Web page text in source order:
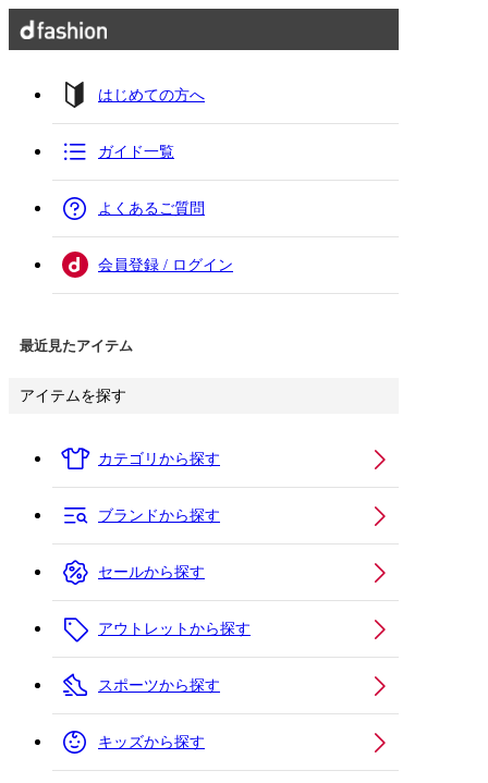
はじめての方へ
ガイド一覧
よくあるご質問
会員登録 / ログイン
最近見たアイテム
アイテムを探す
カテゴリから探す
ブランドから探す
セールから探す
アウトレットから探す
スポーツから探す
キッズから探す